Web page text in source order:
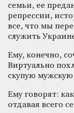
семьи, ее
репрессии,
все, что мы
служить
Ему, конечно,
Виртуально
скупую мужскую
Ему говорят:
отдавая всего